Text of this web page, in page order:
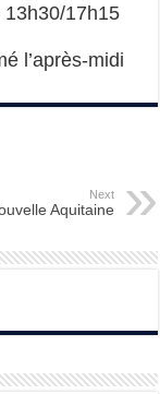
17h15
l’après-midi
Next
Aquitaine